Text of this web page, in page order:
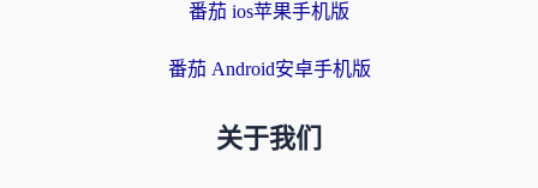
番茄 ios苹果手机版
番茄 Android安卓手机版
关于我们